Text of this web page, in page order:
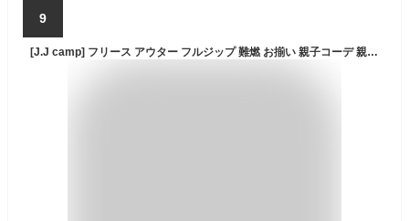
9
[J.J camp] フリース アウター フルジップ 難燃 お揃い 親子コーデ 親子ペア ペアルック 長袖 ユニセックス (110cm, KOMUGI(29))